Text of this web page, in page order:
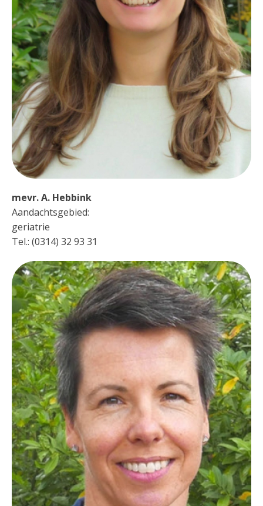
mevr. A. Hebbink
Aandachtsgebied:
geriatrie
Tel.: (0314) 32 93 31